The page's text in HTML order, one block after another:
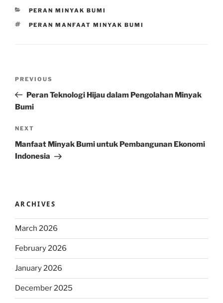
CATEGORIES
PERAN MINYAK BUMI
TAGS
PERAN MANFAAT MINYAK BUMI
Previous
Post
PREVIOUS
Peran Teknologi Hijau dalam Pengolahan Minyak
Bumi
Next
Post
NEXT
Manfaat Minyak Bumi untuk Pembangunan Ekonomi
Indonesia
ARCHIVES
March 2026
February 2026
January 2026
December 2025